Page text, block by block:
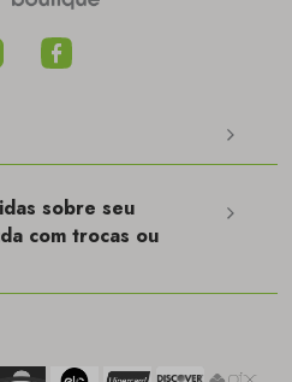
sobre seu
com trocas ou